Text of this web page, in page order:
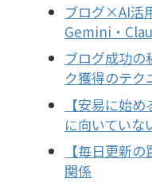
ブログ×AI活
Gemini・
ブログ成功の
ク獲得のテク
【安易に始
に向いていな
【毎日更新
関係